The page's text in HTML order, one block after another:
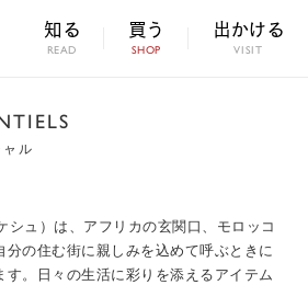
知る
READ
買う
SHOP
出かける
VISIT
ル
シュ）は、アフリカの玄関口、モロッコ
分の住む街に親しみを込めて呼ぶときに
す。日々の生活に彩りを添えるアイテム